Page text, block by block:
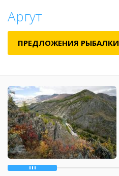
Аргут
ПРЕДЛОЖЕНИЯ РЫБАЛКИ